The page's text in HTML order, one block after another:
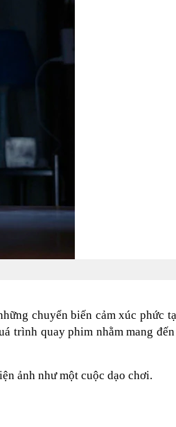
chuyển biến cảm xúc phức
trình quay phim nhằm mang
ảnh như một cuộc dạo chơi.